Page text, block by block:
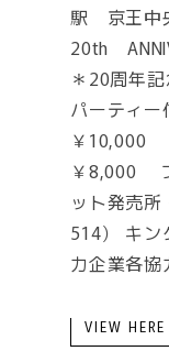
駅 京王中
20th
＊20周年
パーテ
￥
￥8,000
ット発売
514） キ
力企業各
VIEW HERE